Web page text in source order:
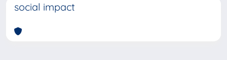
social impact